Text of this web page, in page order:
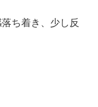
ち着き、少し反